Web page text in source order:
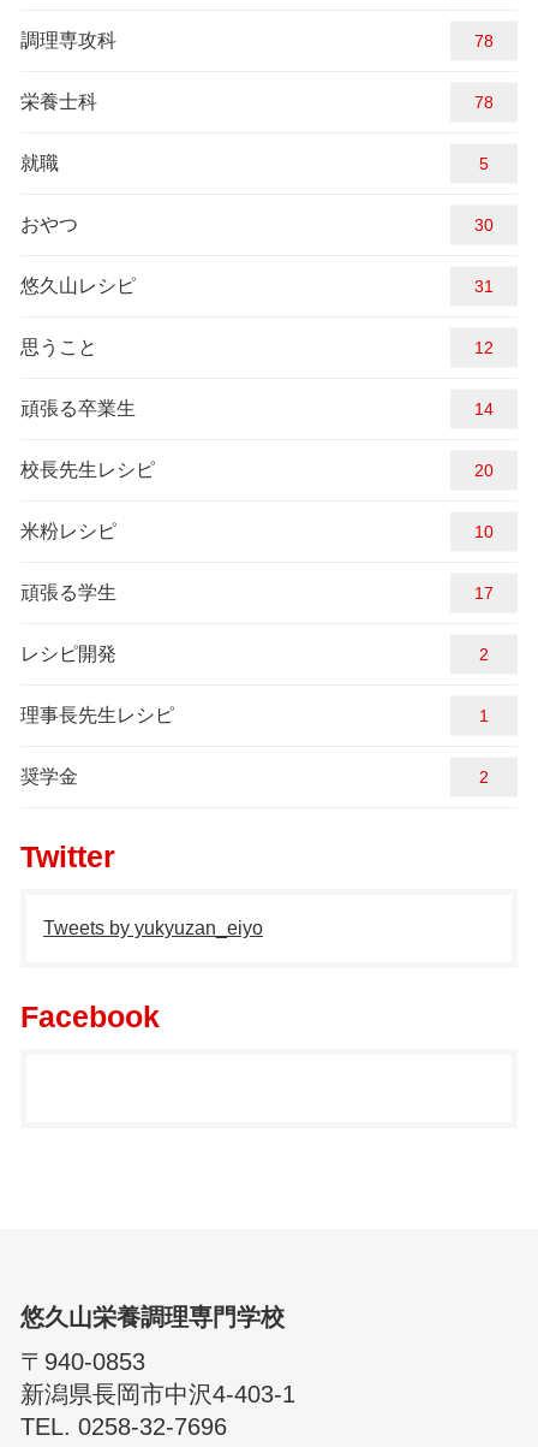
調理専攻科 94
栄養士科 94
就職 5
おやつ 30
悠久山レシピ 31
思うこと 12
頑張る卒業生 14
校長先生レシピ 20
米粉レシピ 10
頑張る学生 17
レシピ開発 2
理事長先生レシピ 1
奨学金 2
Twitter
Tweets by yukyuzan_eiyo
Facebook
悠久山栄養調理専門学校
〒940-0853
新潟県長岡市中沢4-403-1
TEL. 0258-32-7696